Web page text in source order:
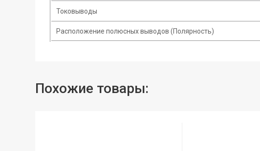
Токовыводы
Расположение полюсных выводов (Полярность)
Похожие товары: